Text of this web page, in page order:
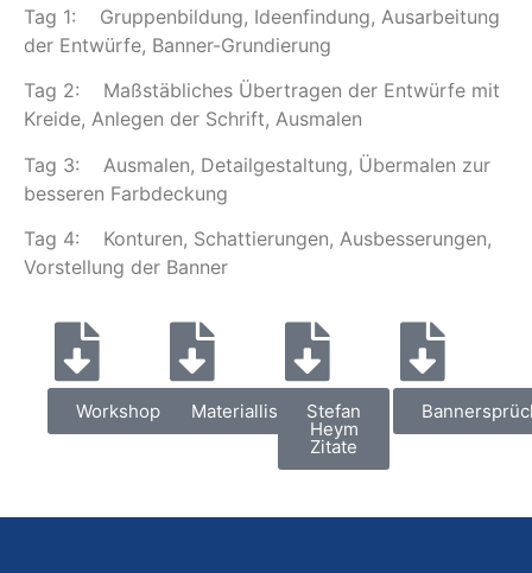
Tag 1: Gruppenbildung, Ideenfindung, Ausarbeitung
der Entwürfe, Banner-Grundierung
Tag 2: Maßstäbliches Übertragen der Entwürfe mit
Kreide, Anlegen der Schrift, Ausmalen
Tag 3: Ausmalen, Detailgestaltung, Übermalen zur
besseren Farbdeckung
Tag 4: Konturen, Schattierungen, Ausbesserungen,
Vorstellung der Banner
Workshop Materialliste Stefan
Heym
Zitate